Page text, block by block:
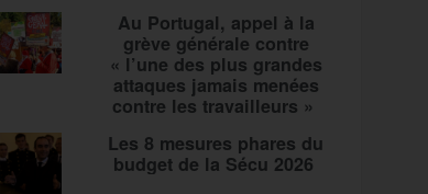
Au Portugal, appel à la
grève générale contre
« l’une des plus grandes
attaques jamais menées
contre les travailleurs »
Les 8 mesures phares du
budget de la Sécu 2026